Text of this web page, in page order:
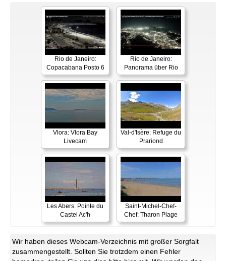
Rio de Janeiro:
Copacabana Posto 6
Rio de Janeiro:
Panorama über Rio
Vlora: Vlora Bay
Livecam
Val-d'Isère: Refuge du
Prariond
Les Abers: Pointe du
Castel Ac'h
Saint-Michel-Chef-
Chef: Tharon Plage
Wir haben dieses Webcam-Verzeichnis mit großer Sorgfalt
zusammengestellt. Sollten Sie trotzdem einen Fehler